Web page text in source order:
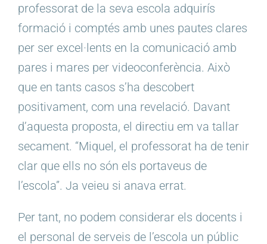
professorat de la seva escola adquirís
formació i comptés amb unes pautes clares
per ser excel·lents en la comunicació amb
pares i mares per videoconferència. Això
que en tants casos s’ha descobert
positivament, com una revelació. Davant
d’aquesta proposta, el directiu em va tallar
secament. “Miquel, el professorat ha de tenir
clar que ells no són els portaveus de
l’escola”. Ja veieu si anava errat.
Per tant, no podem considerar els docents i
el personal de serveis de l’escola un públic